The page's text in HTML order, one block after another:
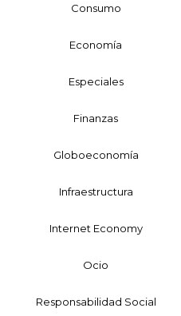
Consumo
Economía
Especiales
Finanzas
Globoeconomía
Infraestructura
Internet Economy
Ocio
Responsabilidad Social